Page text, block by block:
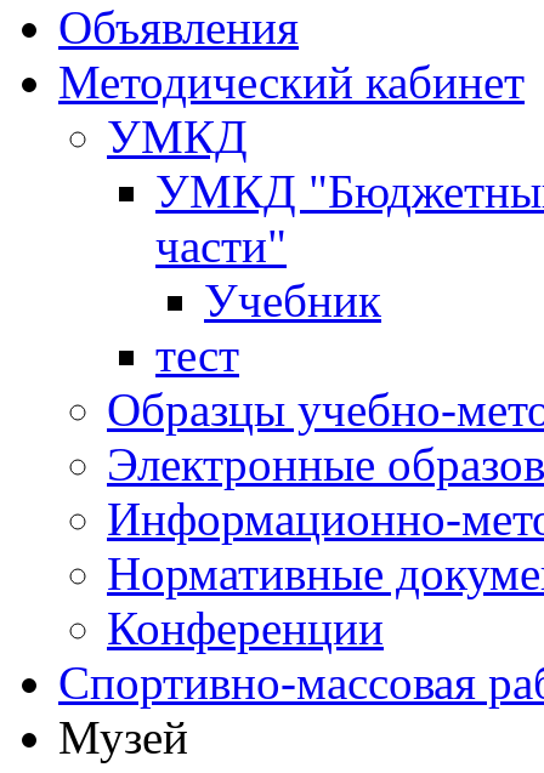
Объявления
Методический кабинет
УМКД
УМКД "Бюджетный
части"
Учебник
тест
Образцы учебно-
Электронные
Информационно-
Нормативные
Конференции
Спортивно-массовая
Музей